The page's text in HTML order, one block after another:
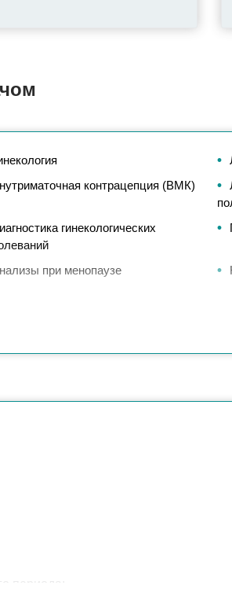
контрацепция (ВМК)
гинекологических
при менопаузе